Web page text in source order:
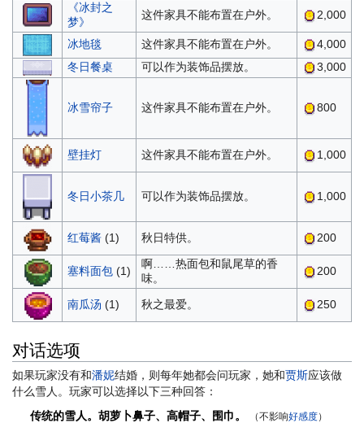
《冰封之
梦》
这件家具不能布置在户外。 2,000
冰地毯 这件家具不能布置在户外。
4,000
冬日餐桌
可以作为装饰品摆放。 3,000
冰雪帘子 这件家具不能布置在户外。 800
壁挂灯 这件家具不能布置在户外。 1,000
冬日小茶几 可以作为装饰品摆放。 1,000
红莓酱(1) 秋日特供。 200
塞料面包(1)
啊……热面包和鼠尾草的香
味。
200
南瓜汤 (1) 秋之最爱。 250
对话选项
如果玩家没有和潘妮结婚，则每年她都会问玩家，她和贾斯应该做
什么雪人。玩家可以选择以下三种回答：
传统的雪人。胡萝卜鼻子、高帽子、围巾。
（不影响好感度）